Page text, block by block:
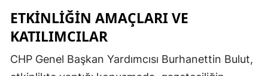
ETKINLIĞIN AMAÇLARI VE
KATILIMCILAR
CHP Genel Başkan Yardımcısı Burhanettin Bulut,